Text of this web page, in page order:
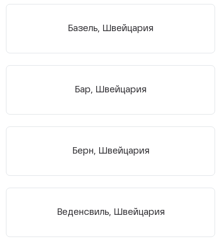
Базель, Швейцария
Бар, Швейцария
Берн, Швейцария
Веденсвиль, Швейцария